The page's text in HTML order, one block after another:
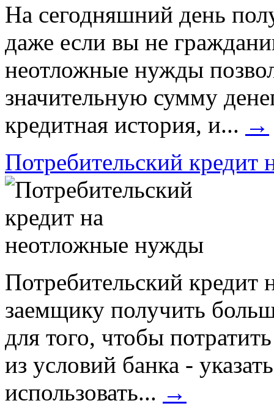
На сегодняшний день
даже если вы не
неотложные нужды
значительную сумму
кредитная история, и... →
Потребительский
Потребительский
заемщику получить
для того, чтобы
из условий банка -
использовать... →